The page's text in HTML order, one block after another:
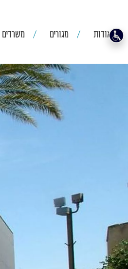
אודות מגורים